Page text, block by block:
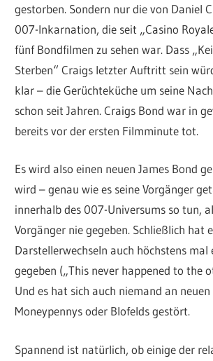
gestorben. Sondern nur die von Daniel
007-Inkarnation, die seit „Casino
fünf Bondfilmen zu sehen war. Dass
Sterben“ Craigs letzter Auftritt sein
klar – die Gerüchteküche um seine
schon seit Jahren. Craigs Bond war in
bereits vor der ersten Filmminute tot.
Es wird also einen neuen James Bond
wird – genau wie es seine Vorgänger
innerhalb des 007-Universums so tun,
Vorgänger nie gegeben. Schließlich hat
Darstellerwechseln auch höchstens mal
gegeben („This never happened to the
Und es hat sich auch niemand an neuen
Moneypennys oder Blofelds gestört.
Spannend ist natürlich, ob einige der